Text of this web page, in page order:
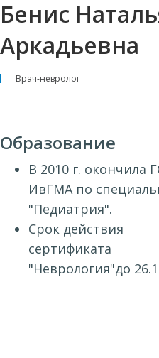
Бенис
Аркадьевна
Врач-невролог
Образование
В 2010 г. окончила
ИвГМА по
"Педиатрия".
Срок действия
сертификата
"Неврология"до